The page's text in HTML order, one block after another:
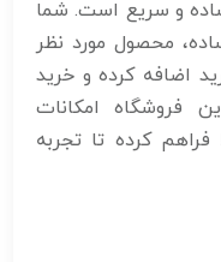
ساده و سریع است. شما
محصول مورد نظر
اضافه کرده و خرید
فروشگاه امکانات
فراهم کرده تا تجربه